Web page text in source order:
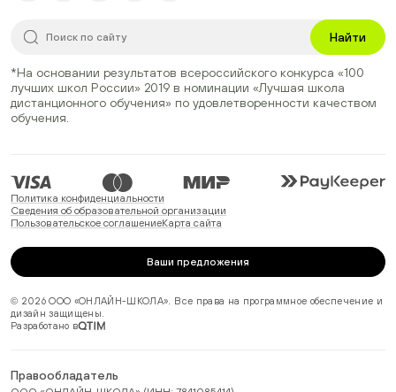
Найти
*На основании результатов всероссийского конкурса «100
лучших школ России» 2019 в номинации «Лучшая школа
дистанционного обучения» по удовлетворенности качеством
обучения.
Политика конфиденциальности
Сведения об образовательной организации
Пользовательское соглашениеКарта сайта
Ваши предложения
© 2026 ООО «ОНЛАЙН-ШКОЛА». Все права на программное обеспечение и
дизайн защищены.
Разработано в
Правообладатель